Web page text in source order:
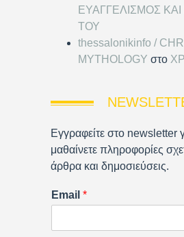
ΕΥΑΓΓΕΛΙΣΜΟΣ
ΤΟΥ
thessalonikinfo /
MYTHOLOGY στο
Εγγραφείτε στο newsletter
μαθαίνετε πληροφορίες
άρθρα και δημοσιεύσεις.
Email *